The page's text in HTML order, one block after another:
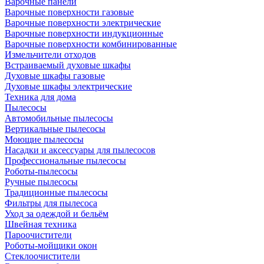
Варочные поверхности газовые
Варочные поверхности электрические
Варочные поверхности индукционные
Варочные поверхности комбинированные
Измельчители отходов
Встраиваемый духовые шкафы
Духовые шкафы газовые
Духовые шкафы электрические
Техника для дома
Пылесосы
Автомобильные пылесосы
Вертикальные пылесосы
Моющие пылесосы
Насадки и аксессуары для пылесосов
Профессиональные пылесосы
Роботы-пылесосы
Ручные пылесосы
Традиционные пылесосы
Фильтры для пылесоса
Уход за одеждой и бельём
Швейная техника
Пароочистители
Роботы-мойщики окон
Стеклоочистители